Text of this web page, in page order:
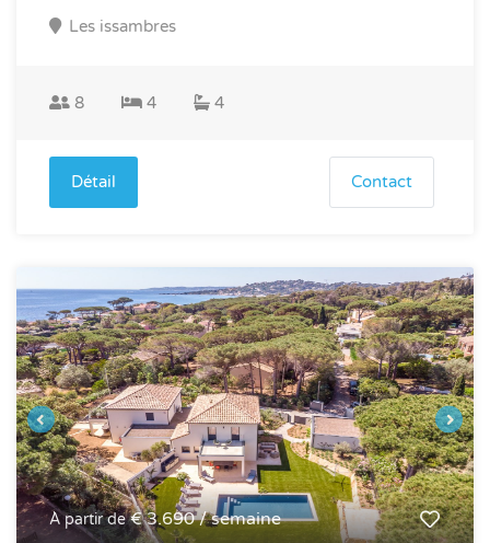
Les issambres
8 4 4
Détail Contact
À partir de€ 3.690 / semaine